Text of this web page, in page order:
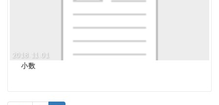
2018.11.01
小数